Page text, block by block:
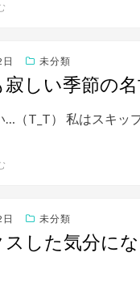
未分類
寂しい季節の
…（T_T） 私はスキッ
未分類
スした気分に